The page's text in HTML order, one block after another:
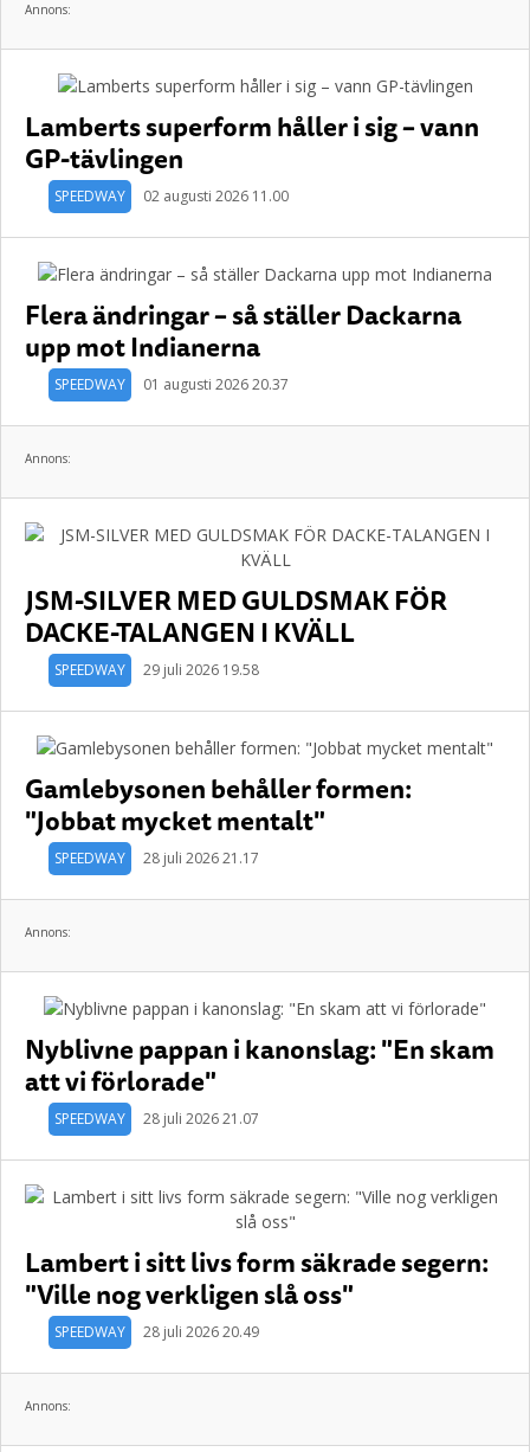
Annons:
Lamberts superform håller i sig – vann
GP-tävlingen
SPEEDWAY 02 augusti 2026 11.00
Flera ändringar – så ställer Dackarna
upp mot Indianerna
SPEEDWAY 01 augusti 2026 20.37
Annons:
JSM-SILVER MED GULDSMAK FÖR
DACKE-TALANGEN I KVÄLL
SPEEDWAY 29 juli 2026 19.58
Gamlebysonen behåller formen:
"Jobbat mycket mentalt"
SPEEDWAY 28 juli 2026 21.17
Annons:
Nyblivne pappan i kanonslag: "En skam
att vi förlorade"
SPEEDWAY 28 juli 2026 21.07
Lambert i sitt livs form säkrade segern:
"Ville nog verkligen slå oss"
SPEEDWAY 28 juli 2026 20.49
Annons: